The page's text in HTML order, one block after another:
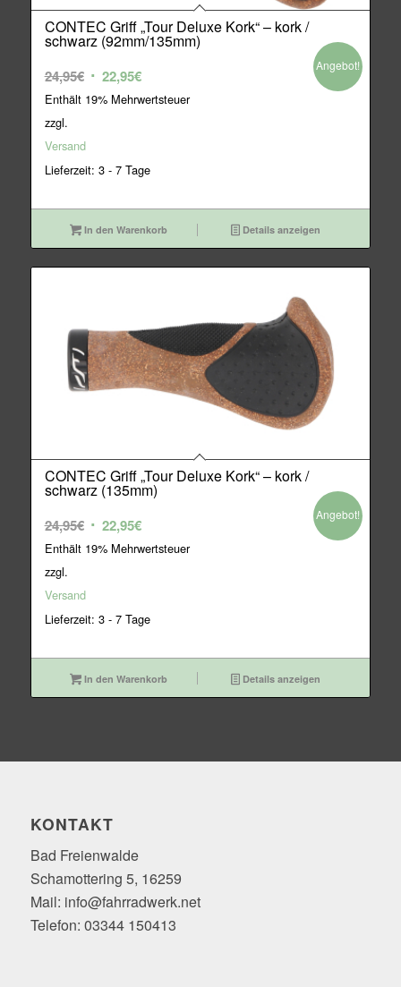
CONTEC Griff „Tour Deluxe Kork“ – kork /
schwarz (92mm/135mm)
24,95€ Ursprünglicher
Preis
22,95€Aktueller
Preis
Enthält 19% Mehrwertsteuer
zzgl.
Versand
Lieferzeit: 3 - 7 Tage
Angebot!
In den Warenkorb Details anzeigen
CONTEC Griff „Tour Deluxe Kork“ – kork /
schwarz (135mm)
24,95€ Ursprünglicher
Preis
22,95€Aktueller
Preis
Enthält 19% Mehrwertsteuer
zzgl.
Versand
Lieferzeit: 3 - 7 Tage
Angebot!
In den Warenkorb Details anzeigen
KONTAKT
Bad Freienwalde
Schamottering 5, 16259
Mail: info@fahrradwerk.net
Telefon: 03344 150413